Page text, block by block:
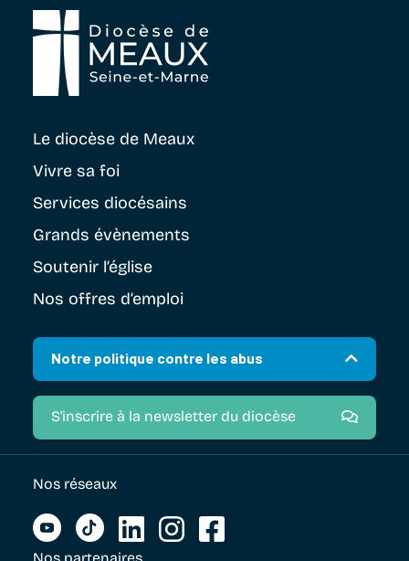
Le diocèse de Meaux
Vivre sa foi
Services diocésains
Grands évènements
Soutenir l’église
Nos offres d’emploi
Notre politique contre les abus
S'inscrire à la newsletter du diocèse
Nos réseaux